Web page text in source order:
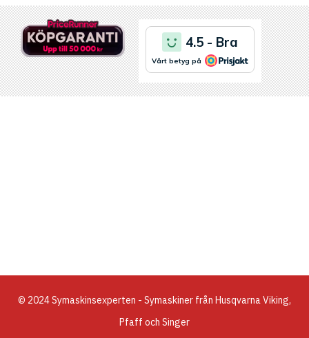
© 2024 Symaskinsexperten - Symaskiner från Husqvarna Viking,
Pfaff och Singer